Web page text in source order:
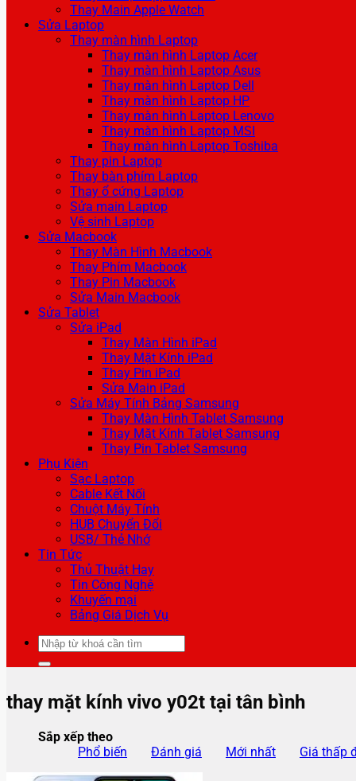
Thay Main Apple Watch
Sửa Laptop
Thay màn hình Laptop
Thay màn hình Laptop Acer
Thay màn hình Laptop Asus
Thay màn hình Laptop Dell
Thay màn hình Laptop HP
Thay màn hình Laptop Lenovo
Thay màn hình Laptop MSI
Thay màn hình Laptop Toshiba
Thay pin Laptop
Thay bàn phím Laptop
Thay ổ cứng Laptop
Sửa main Laptop
Vệ sinh Laptop
Sửa Macbook
Thay Màn Hình Macbook
Thay Phím Macbook
Thay Pin Macbook
Sửa Main Macbook
Sửa Tablet
Sửa iPad
Thay Màn Hình iPad
Thay Mặt Kính iPad
Thay Pin iPad
Sửa Main iPad
Sửa Máy Tính Bảng Samsung
Thay Màn Hình Tablet Samsung
Thay Mặt Kính Tablet Samsung
Thay Pin Tablet Samsung
Phụ Kiện
Sạc Laptop
Cable Kết Nối
Chuột Máy Tính
HUB Chuyển Đổi
USB/ Thẻ Nhớ
Tin Tức
Thủ Thuật Hay
Tin Công Nghệ
Khuyến mại
Bảng Giá Dịch Vụ
Tìm
kiếm:
thay mặt kính vivo y02t tại tân bình
Sắp xếp theo
Phổ biến
Đánh giá Mới nhất Giá thấp